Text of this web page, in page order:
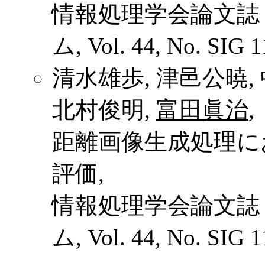
情報処理学会論文
ム, Vol. 44, No. SIG
清水雄歩, 津邑公暁,
北村俊明, 富田眞治,
距離画像生成処理
評価,
情報処理学会論文
ム, Vol. 44, No. SIG